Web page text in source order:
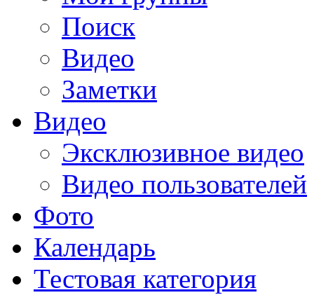
Поиск
Видео
Заметки
Видео
Эксклюзивное видео
Видео пользователей
Фото
Календарь
Тестовая категория